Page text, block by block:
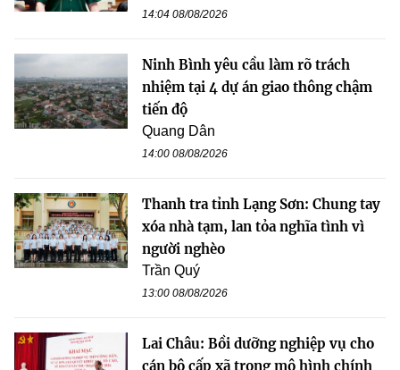
14:04 08/08/2026
Ninh Bình yêu cầu làm rõ trách
nhiệm tại 4 dự án giao thông chậm
tiến độ
Quang Dân
14:00 08/08/2026
Thanh tra tỉnh Lạng Sơn: Chung tay
xóa nhà tạm, lan tỏa nghĩa tình vì
người nghèo
Trần Quý
13:00 08/08/2026
Lai Châu: Bồi dưỡng nghiệp vụ cho
cán bộ cấp xã trong mô hình chính